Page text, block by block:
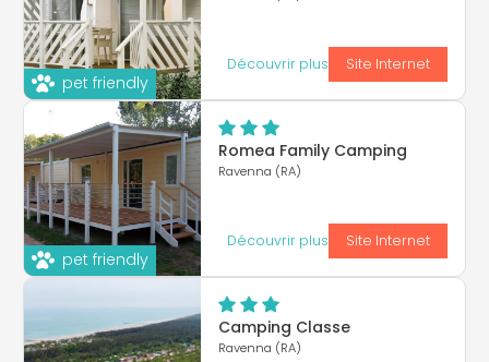
pet friendly
Découvrir plus Site Internet
pet friendly
Romea Family Camping
Ravenna (RA)
Découvrir plus Site Internet
Camping Classe
Ravenna (RA)